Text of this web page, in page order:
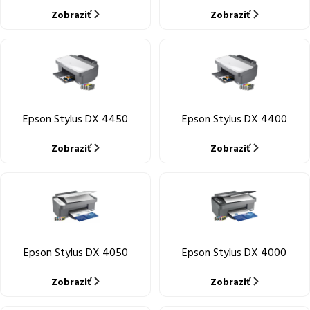
Zobraziť Zobraziť
Epson Stylus DX 4450
Zobraziť
Epson Stylus DX 4400
Zobraziť
Epson Stylus DX 4050
Zobraziť
Epson Stylus DX 4000
Zobraziť